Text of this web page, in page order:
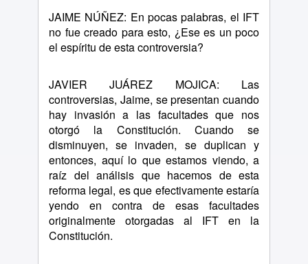
JAIME NÚÑEZ: En pocas palabras, el IFT
no fue creado para esto, ¿Ese es un poco
el espíritu de esta controversia?
JAVIER JUÁREZ MOJICA: Las
controversias, Jaime, se presentan cuando
hay invasión a las facultades que nos
otorgó la Constitución. Cuando se
disminuyen, se invaden, se duplican y
entonces, aquí lo que estamos viendo, a
raíz del análisis que hacemos de esta
reforma legal, es que efectivamente estaría
yendo en contra de esas facultades
originalmente otorgadas al IFT en la
Constitución.